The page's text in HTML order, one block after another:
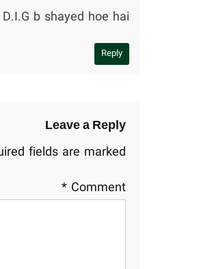
b shayed hoe hai..
Reply
Leave a Reply
fields are marked
Comment
*